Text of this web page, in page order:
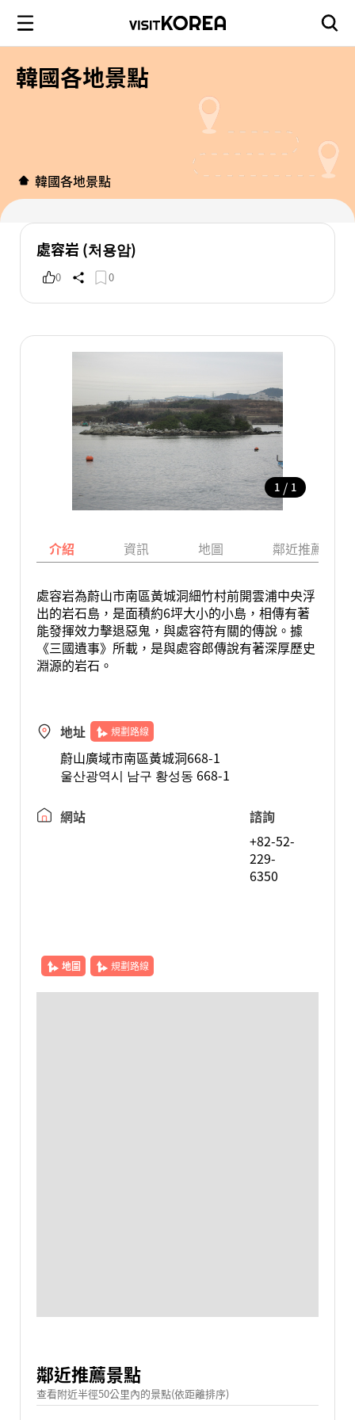
韓國各地景點
韓國各地景點
處容岩 (처용암)
0 0
1 / 1
介紹 資訊 地圖 鄰近推薦景點
處容岩為蔚山市南區黃城洞細竹村前開雲浦中央浮
出的岩石島，是面積約6坪大小的小島，相傳有著
能發揮效力擊退惡鬼，與處容符有關的傳說。據
《三國遺事》所載，是與處容郎傳說有著深厚歷史
淵源的岩石。
地址 規劃路線
蔚山廣域市南區黃城洞668-1
울산광역시 남구 황성동 668-1
網站
諮詢
+82-52-
229-
6350
地圖 規劃路線
鄰近推薦景點
查看附近半徑50公里內的景點(依距離排序)